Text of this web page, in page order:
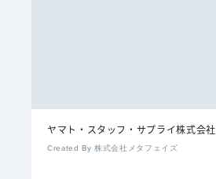
ヤマト・スタッフ・サプライ株式会社
Created By 株式会社メタフェイズ